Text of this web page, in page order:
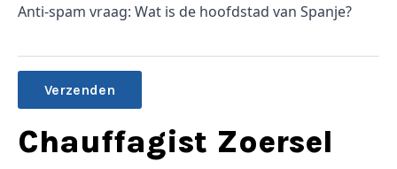
Anti-spam vraag: Wat is de hoofdstad van Spanje?
Alternative:
Chauffagist Zoersel